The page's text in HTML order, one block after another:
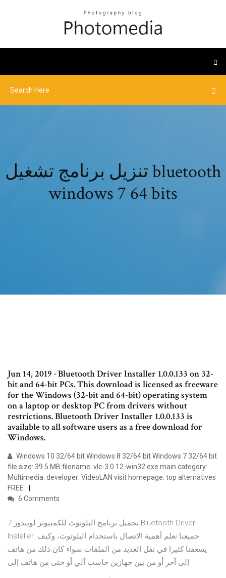
تنزيل برنامج تشغيل bluetooth
windows 7 64 bits
Jun 14, 2019 · Bluetooth Driver Installer 1.0.0.133 on 32-
bit and 64-bit PCs. This download is licensed as freeware
for the Windows (32-bit and 64-bit) operating system
on a laptop or desktop PC from drivers without
restrictions. Bluetooth Driver Installer 1.0.0.133 is
available to all software users as a free download for
Windows.
Windows 10 32/64 bit Windows 8 32/64 bit Windows 7 32/64 bit
file size: 39.5 MB filename: vlc-3.0.12-win32.exe main category:
Multimedia. developer: VideoLAN visit homepage. top alternatives
FREE
6 Comments
تحميل برنامج البلوتوث للكمبيوتر لويندوز 7 Bluetooth Driver
Installer. جميعنا نعلم أهمية الاتصال باستخدام البلوتوث، وكيف
يسعفنا كثيرا في نقل العديد من الملفات سواء كان ذلك من هاتف
إلى آخر أو من بين جهازين حاسب آلي أو حتى من هاتف إلى